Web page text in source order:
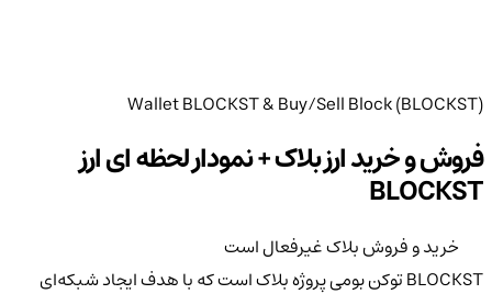
Wallet BLOCKST & Buy/Sell Block (BLOCKST)
فروش و خرید ارز بلاک‌ + نمودار لحظه ای ارز
BLOCKST
خرید و فروش بلاک‌ غیرفعال است
BLOCKST توکن بومی پروژه بلاک‌ است که با هدف ایجاد شبکه‌ای